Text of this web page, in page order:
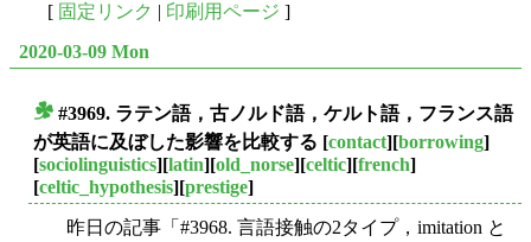
[ 固定リンク | 印刷用ページ ]
2020-03-09 Mon
#3969. ラテン語，古ノルド語，ケルト語，フランス語
が英語に及ぼした影響を比較する [contact][borrowing]
[sociolinguistics][latin][old_norse][celtic][french]
[celtic_hypothesis][prestige]
昨日の記事「#3968. 言語接触の2タイプ，imitation と